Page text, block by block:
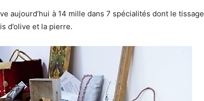
aujourd’hui à 14 mille dans 7 spécialités dont le tissage
d’olive et la pierre.